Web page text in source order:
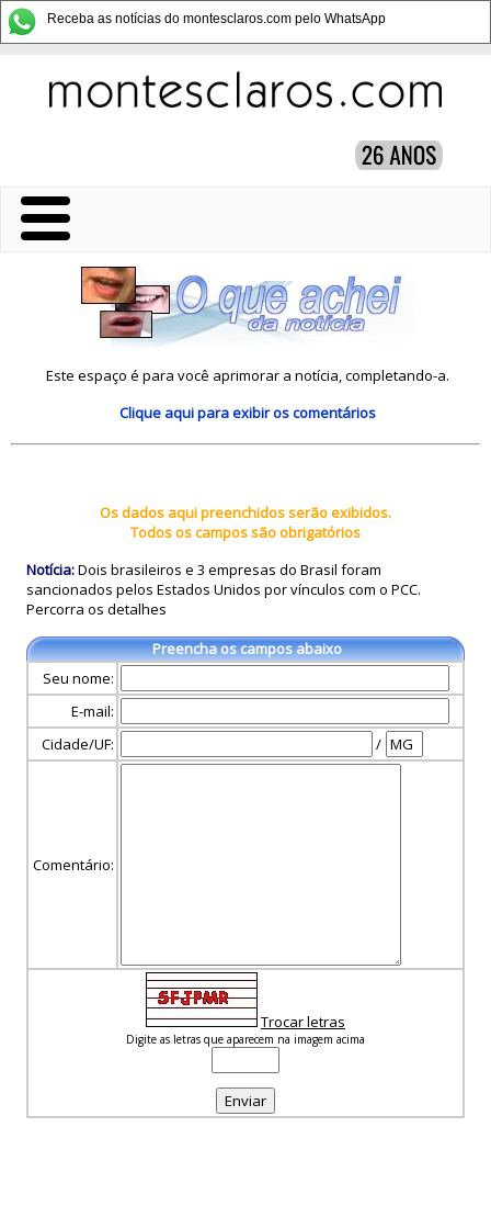
Receba as notícias do montesclaros.com pelo WhatsApp
Este espaço é para você aprimorar a notícia, completando-a.
Clique aquipara exibir os comentários
Os dados aqui preenchidos serão exibidos.
Todos os campos são obrigatórios
Notícia:Dois brasileiros e 3 empresas do Brasil foram
sancionados pelos Estados Unidos por vínculos com o PCC.
Percorra os detalhes
Preencha os campos abaixo
Seu nome:
E-mail:
Cidade/UF:
/
Comentário:
Trocar letras
Digite as letras que aparecem na imagem acima